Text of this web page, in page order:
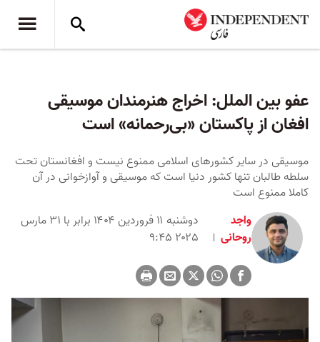
عفو بین الملل: اخراج هنرمندان موسیقی
افغان از پاکستان «بی‌رحمانه» است
موسیقی در سایر کشورهای اسلامی ممنوع نیست و افغانستان تحت
سلطه طالبان تنها کشور دنیا است که موسیقی و آوازخوانی در آن
کاملا ممنوع است
واجد
روحانی
دوشنبه ۱۱ فروردین ۱۴۰۴ برابر با ۳۱ مارس
۲۰۲۵ ۹:۴۵